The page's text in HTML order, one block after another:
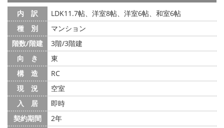
内 訳
LDK11.7帖、洋室8帖、洋室6帖、和室6帖
種 別
マンション
階数/階建
3階/3階建
向 き
東
構 造
RC
現 況
空室
入 居
即時
契約期間
2年